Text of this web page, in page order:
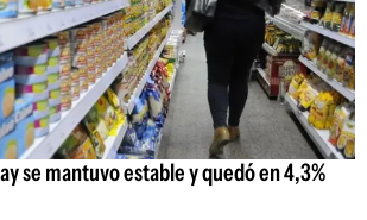
se mantuvo estable y quedó en 4,3%